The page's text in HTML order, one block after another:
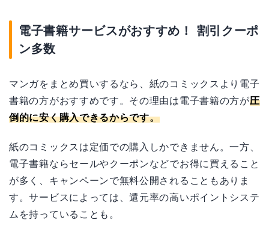
電子書籍サービスがおすすめ！ 割引クーポ
ン多数
マンガをまとめ買いするなら、紙のコミックスより電子
書籍の方がおすすめです。その理由は電子書籍の方が圧
倒的に安く購入できるからです。
紙のコミックスは定価での購入しかできません。一方、
電子書籍ならセールやクーポンなどでお得に買えること
が多く、キャンペーンで無料公開されることもありま
す。サービスによっては、還元率の高いポイントシステ
ムを持っていることも。